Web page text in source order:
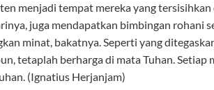
menjadi tempat mereka yang
juga mendapatkan bimbingan rohani
minat, bakatnya. Seperti yang
tetaplah berharga di mata Tuhan. Setiap
(Ignatius Herjanjam)